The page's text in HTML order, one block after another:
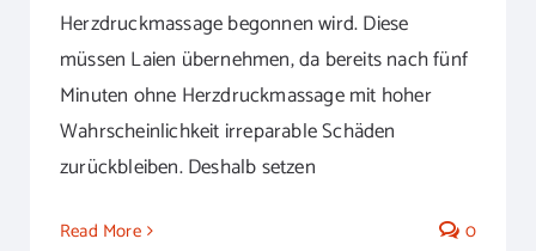
Herzdruckmassage begonnen wird. Diese
müssen Laien übernehmen, da bereits nach fünf
Minuten ohne Herzdruckmassage mit hoher
Wahrscheinlichkeit irreparable Schäden
zurückbleiben. Deshalb setzen
Read More 0